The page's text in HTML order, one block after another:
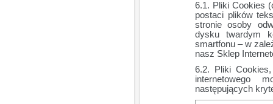
Pliki Cookies
postaci plików
stronie osoby
dysku twardym
smartfonu – w
nasz Sklep
Pliki
internetowego
następujących